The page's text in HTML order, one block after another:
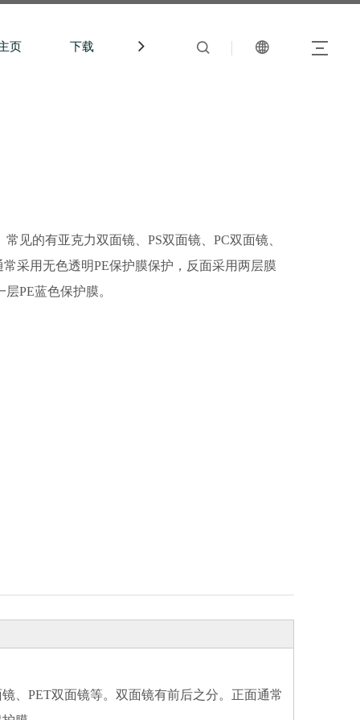
页 下载 中文站
见的有亚克力双面镜、PS双面镜、PC双面镜、
采用无色透明PE保护膜保护，反面采用两层膜
PE蓝色保护膜。
、PET双面镜等。双面镜有前后之分。正面通常